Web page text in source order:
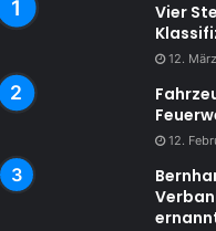
Vier
12.
12.